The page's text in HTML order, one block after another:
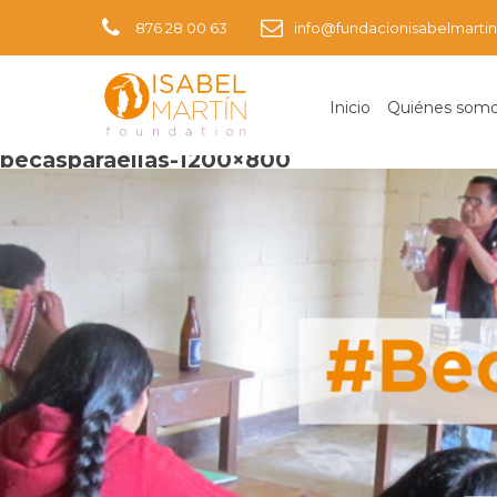
876 28 00 63
Inicio Quiénes
becasparaellas-1200×800